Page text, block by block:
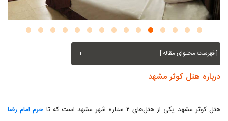
[ فهرست محتوای مقاله ] +
درباره هتل کوثر مشهد
هتل کوثر مشهد یکی از هتل‌های ۲ ستاره شهر مشهد است که تا
حرم امام رضا